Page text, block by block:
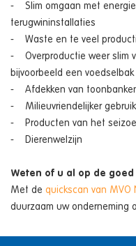
- Slim omgaan met
terugwininstallaties
- Waste en te veel
- Overproductie weer slim
bijvoorbeeld een
- Afdekken van
- Milieuvriendelijker
- Producten van het
- Dierenwelzijn
Weten of u al op de
Met de quickscan van MVO
duurzaam uw onderneming